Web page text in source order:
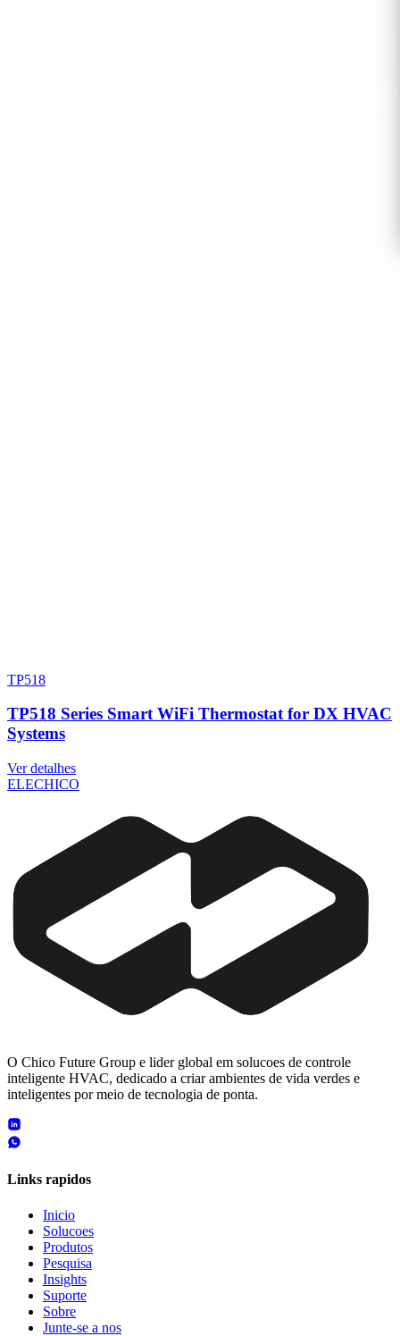
TP518
TP518 Series Smart WiFi Thermostat for DX HVAC
Systems
Ver detalhes
ELECHICO
O Chico Future Group e lider global em solucoes de controle
inteligente HVAC, dedicado a criar ambientes de vida verdes e
inteligentes por meio de tecnologia de ponta.
Links rapidos
Inicio
Solucoes
Produtos
Pesquisa
Insights
Suporte
Sobre
Junte-se a nos